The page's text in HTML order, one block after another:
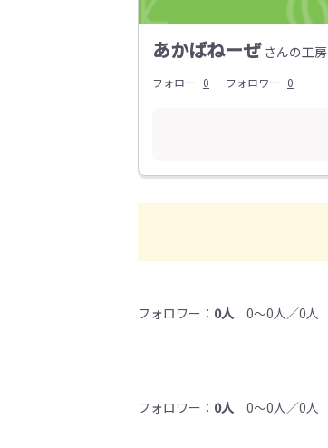
あかばねーぜ さんの工房
フォロー 0 フォロワー 0
フォロワー： 0人0～0人／0人
フォロワー： 0人0～0人／0人